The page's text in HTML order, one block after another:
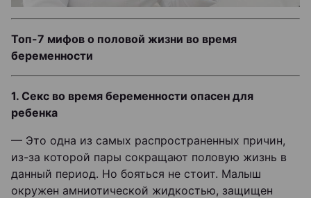
Топ-7 мифов о половой жизни во время
беременности
1. Секс во время беременности опасен для
ребенка
— Это одна из самых распространенных причин,
из-за которой пары сокращают половую жизнь в
данный период. Но бояться не стоит. Малыш
окружен амниотической жидкостью, защищен